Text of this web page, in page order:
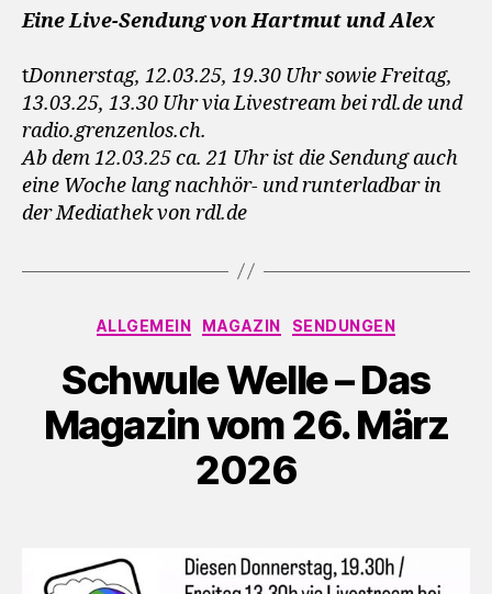
Eine Live-Sendung von Hartmut und Alex
tDonnerstag, 12.03.25, 19.30 Uhr sowie Freitag,
13.03.25, 13.30 Uhr via Livestream bei rdl.de und
radio.grenzenlos.ch.
Ab dem 12.03.25 ca. 21 Uhr ist die Sendung auch
eine Woche lang nachhör- und runterladbar in
der Mediathek von rdl.de
Kategorien
ALLGEMEIN MAGAZIN SENDUNGEN
Schwule Welle – Das
Magazin vom 26. März
2026